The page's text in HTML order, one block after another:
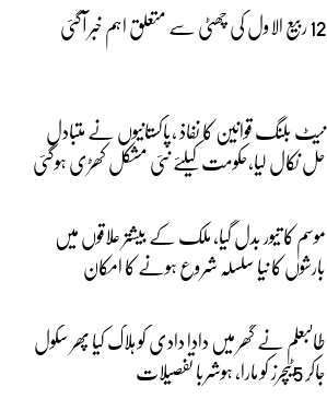
12 ربیع الاول کی چھٹی سے متعلق اہم خبر آگئی
نیٹ بلنگ قوانین کا نفاذ ،پاکستانیوں نے متبادل
حل نکال لیا،حکومت کیلئے نئی مشکل کھڑی ہوگئی
موسم کا تیور بدل گیا، ملک کے بیشتر علاقوں میں
بارشوں کا نیا سلسلہ شروع ہونے کا امکان
طالبعلم نے گھر میں دادا دادی کو ہلاک کیا پھر سکول
جاکر 5ٹیچرز کو مارا، ہوشربا تفصیلات